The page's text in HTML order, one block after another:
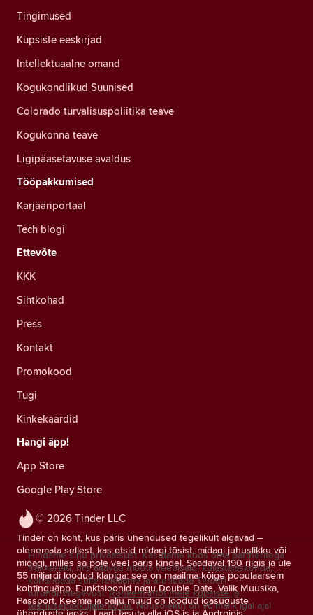
© 2026 Tinder LLC
Tinder on koht, kus päris ühendused tegelikult algavad –
olenemata sellest, kas otsid midagi tõsist, midagi juhuslikku või
midagi, milles sa pole veel päris kindel. Saadaval 190 riigis ja üle
55 miljardi loodud klapiga: see on maailma kõige populaarsem
kohtinguäpp. Funktsioonid nagu Double Date, Valik Muusika,
Passport, Keemia ja palju muud on loodud igasuguste
Tingimused
Küpsiste eeskirjad
Intellektuaalne omand
Kogukondlikud Suunised
Colorado turvalisuspoliitika teave
Kogukonna teave
Ligipääsetavuse avaldus
Tööpakkumised
Karjääriportaal
Tech blogi
Ettevõte
KKK
Sihtkohad
Press
Kontakt
Promokood
Tugi
Kinkekaardid
Hangi äpp!
App Store
Google Play Store
Hindame sinu privaatsust. Kasutame koos oma partneritega
träkkereid, mis aitavad mõõta veebisaidi külastajaskonda,
kohandada sulle reklaame ja arendada Tinderi
turundustegevusi. Rohkem infot meie küpsiste ja
teenusepakkujate kohta. Nõusolekut on võimalik igal ajal